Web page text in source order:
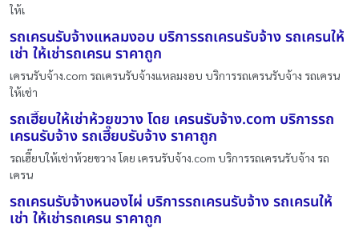
ให้เ
รถเครนรับจ้างแหลมงอบ บริการรถเครนรับจ้าง รถเครนให้
เช่า ให้เช่ารถเครน ราคาถูก
เครนรับจ้าง.com รถเครนรับจ้างแหลมงอบ บริการรถเครนรับจ้าง รถเครน
ให้เช่า
รถเฮี๊ยบให้เช่าห้วยขวาง โดย เครนรับจ้าง.com บริการรถ
เครนรับจ้าง รถเฮี๊ยบรับจ้าง ราคาถูก
รถเฮี๊ยบให้เช่าห้วยขวาง โดย เครนรับจ้าง.com บริการรถเครนรับจ้าง รถ
เครน
รถเครนรับจ้างหนองไผ่ บริการรถเครนรับจ้าง รถเครนให้
เช่า ให้เช่ารถเครน ราคาถูก